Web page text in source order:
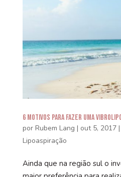
6 motivos para fazer uma
por Rubem Lang | out 5, 2017|
Lipoaspiração
Ainda que na região sul o